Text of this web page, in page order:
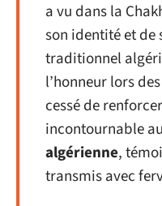
a vu dans la
son identité et de
traditionnel
l’honneur lors
cessé de
incontournable
algérienne,
transmis avec